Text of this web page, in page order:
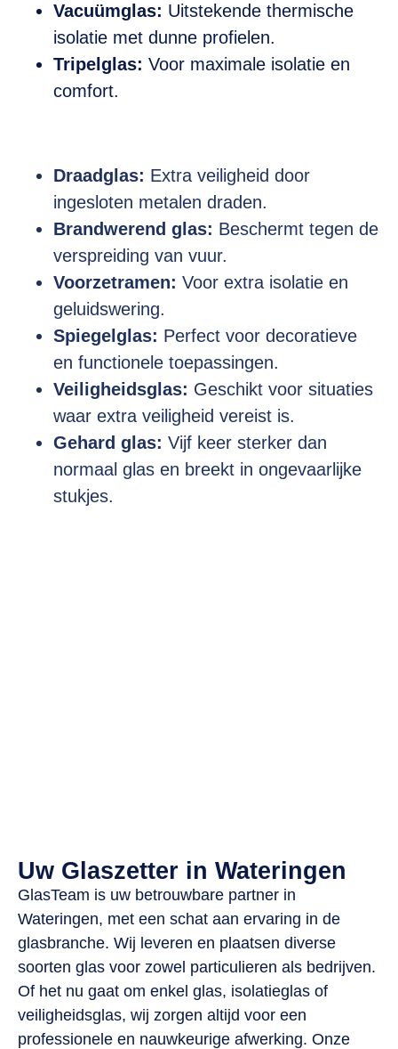
Vacuümglas: Uitstekende thermische
isolatie met dunne profielen.
Tripelglas: Voor maximale isolatie en
comfort.
Draadglas: Extra veiligheid door
ingesloten metalen draden.
Brandwerend glas: Beschermt tegen de
verspreiding van vuur.
Voorzetramen: Voor extra isolatie en
geluidswering.
Spiegelglas: Perfect voor decoratieve
en functionele toepassingen.
Veiligheidsglas: Geschikt voor situaties
waar extra veiligheid vereist is.
Gehard glas: Vijf keer sterker dan
normaal glas en breekt in ongevaarlijke
stukjes.
Uw Glaszetter in Wateringen
GlasTeam is uw betrouwbare partner in
Wateringen, met een schat aan ervaring in de
glasbranche. Wij leveren en plaatsen diverse
soorten glas voor zowel particulieren als bedrijven.
Of het nu gaat om enkel glas, isolatieglas of
veiligheidsglas, wij zorgen altijd voor een
professionele en nauwkeurige afwerking. Onze